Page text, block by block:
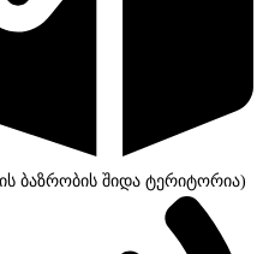
ბაზრობის შიდა ტერიტორია)